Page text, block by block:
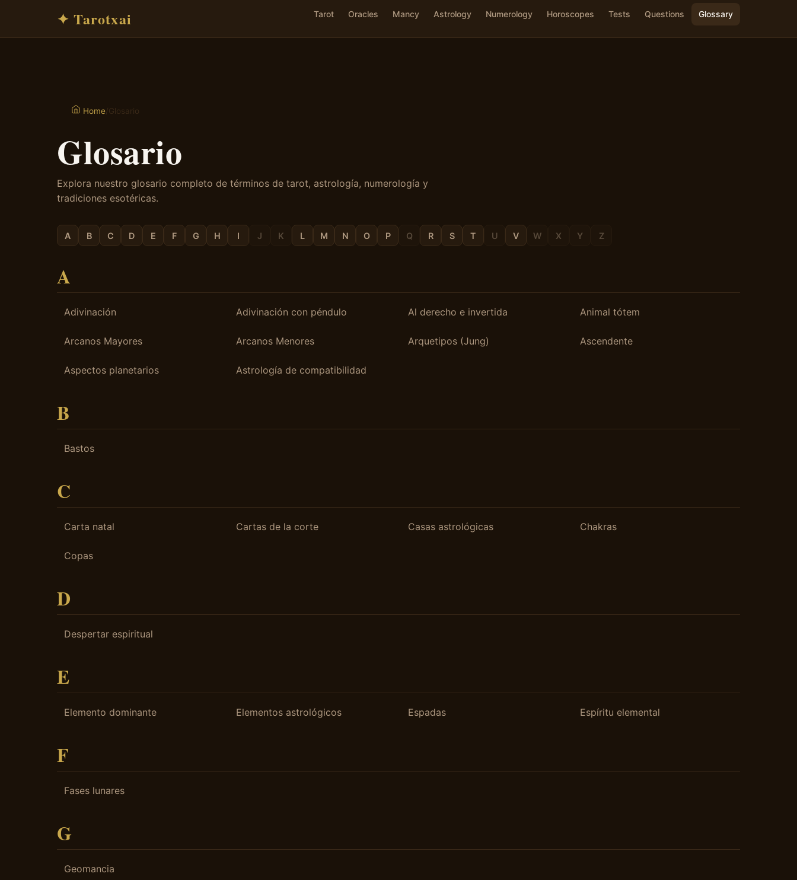
✦ Tarotxai Tarot Oracles Mancy Astrology Numerology Horoscopes Tests Questions Glossary
Home/Glosario
Glosario
Explora nuestro glosario completo de términos de tarot, astrología, numerología y
tradiciones esotéricas.
A B C D E F G H I J K L M N O P Q R S T U V W X Y Z
A
Adivinación Adivinación con péndulo Al derecho e invertida Animal tótem
Arcanos Mayores Arcanos Menores Arquetipos (Jung) Ascendente
Aspectos planetarios Astrología de compatibilidad
B
Bastos
C
Carta natal Cartas de la corte Casas astrológicas Chakras
Copas
D
Despertar espiritual
E
Elemento dominante Elementos astrológicos Espadas Espíritu elemental
F
Fases lunares
G
Geomancia